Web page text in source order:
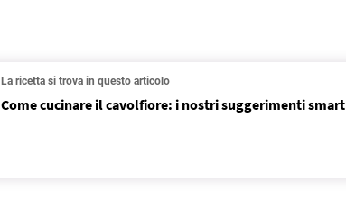
La ricetta si trova in questo articolo
Come cucinare il cavolfiore: i nostri suggerimenti smart